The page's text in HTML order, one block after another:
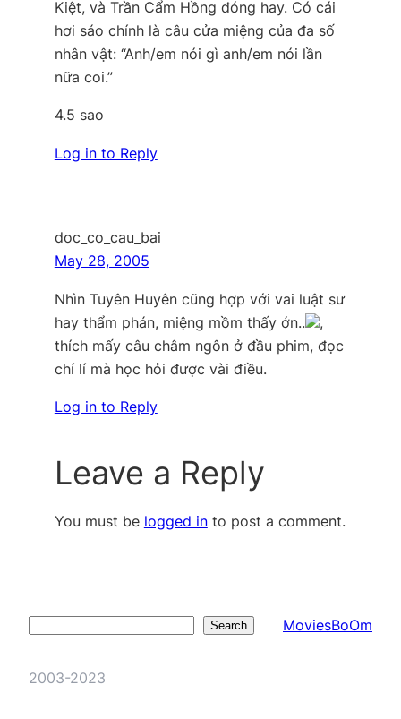
Kiệt, và Trần Cẩm Hồng đóng hay. Có cái
hơi sáo chính là câu cửa miệng của đa số
nhân vật: “Anh/em nói gì anh/em nói lần
nữa coi.”
4.5 sao
Log in to Reply
doc_co_cau_bai
May 28, 2005
Nhìn Tuyên Huyên cũng hợp với vai luật sư
hay thẩm phán, miệng mồm thấy ớn..
,
thích mấy câu châm ngôn ở đầu phim, đọc
chí lí mà học hỏi được vài điều.
Log in to Reply
Leave a Reply
You must be logged into post a comment.
Search MoviesBoOm
2003-2023